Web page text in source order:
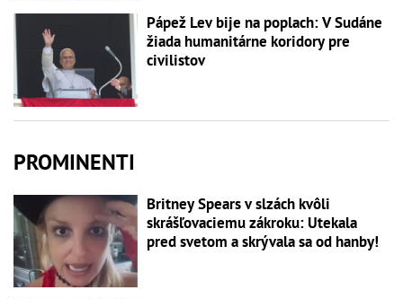
Pápež Lev bije na poplach: V Sudáne
žiada humanitárne koridory pre
civilistov
PROMINENTI
Britney Spears v slzách kvôli
skrášľovaciemu zákroku: Utekala
pred svetom a skrývala sa od hanby!